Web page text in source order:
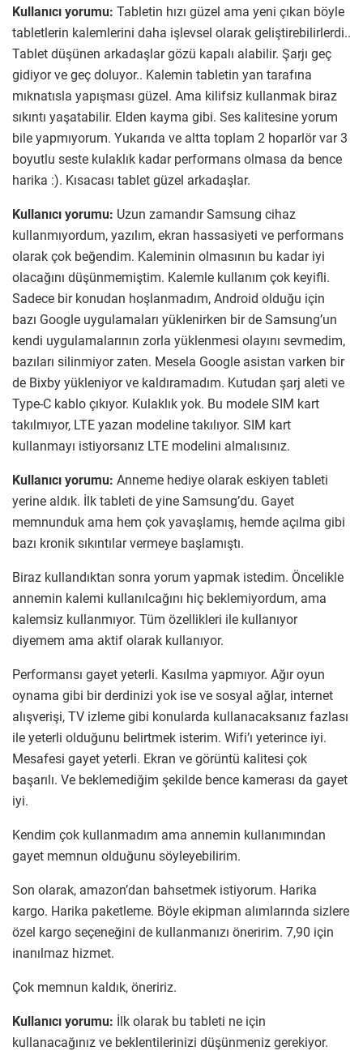
Kullanıcı yorumu: Tabletin hızı güzel ama yeni çıkan böyle
tabletlerin kalemlerini daha işlevsel olarak geliştirebilirlerdi..
Tablet düşünen arkadaşlar gözü kapalı alabilir. Şarjı geç
gidiyor ve geç doluyor.. Kalemin tabletin yan tarafına
mıknatısla yapışması güzel. Ama kilifsiz kullanmak biraz
sıkıntı yaşatabilir. Elden kayma gibi. Ses kalitesine yorum
bile yapmıyorum. Yukarıda ve altta toplam 2 hoparlör var 3
boyutlu seste kulaklık kadar performans olmasa da bence
harika :). Kısacası tablet güzel arkadaşlar.
Kullanıcı yorumu: Uzun zamandır Samsung cihaz
kullanmıyordum, yazılım, ekran hassasiyeti ve performans
olarak çok beğendim. Kaleminin olmasının bu kadar iyi
olacağını düşünmemiştim. Kalemle kullanım çok keyifli.
Sadece bir konudan hoşlanmadım, Android olduğu için
bazı Google uygulamaları yüklenirken bir de Samsung’un
kendi uygulamalarının zorla yüklenmesi olayını sevmedim,
bazıları silinmiyor zaten. Mesela Google asistan varken bir
de Bixby yükleniyor ve kaldıramadım. Kutudan şarj aleti ve
Type-C kablo çıkıyor. Kulaklık yok. Bu modele SIM kart
takılmıyor, LTE yazan modeline takılıyor. SIM kart
kullanmayı istiyorsanız LTE modelini almalısınız.
Kullanıcı yorumu: Anneme hediye olarak eskiyen tableti
yerine aldık. İlk tableti de yine Samsung’du. Gayet
memnunduk ama hem çok yavaşlamış, hemde açılma gibi
bazı kronik sıkıntılar vermeye başlamıştı.
Biraz kullandıktan sonra yorum yapmak istedim. Öncelikle
annemin kalemi kullanılcağını hiç beklemiyordum, ama
kalemsiz kullanmıyor. Tüm özellikleri ile kullanıyor
diyemem ama aktif olarak kullanıyor.
Performansı gayet yeterli. Kasılma yapmıyor. Ağır oyun
oynama gibi bir derdinizi yok ise ve sosyal ağlar, internet
alışverişi, TV izleme gibi konularda kullanacaksanız fazlası
ile yeterli olduğunu belirtmek isterim. Wifi’ı yeterince iyi.
Mesafesi gayet yeterli. Ekran ve görüntü kalitesi çok
başarılı. Ve beklemediğim şekilde bence kamerası da gayet
iyi.
Kendim çok kullanmadım ama annemin kullanımından
gayet memnun olduğunu söyleyebilirim.
Son olarak, amazon’dan bahsetmek istiyorum. Harika
kargo. Harika paketleme. Böyle ekipman alımlarında sizlere
özel kargo seçeneğini de kullanmanızı öneririm. 7,90 için
inanılmaz hizmet.
Çok memnun kaldık, öneririz.
Kullanıcı yorumu: İlk olarak bu tableti ne için
kullanacağınız ve beklentilerinizi düşünmeniz gerekiyor.